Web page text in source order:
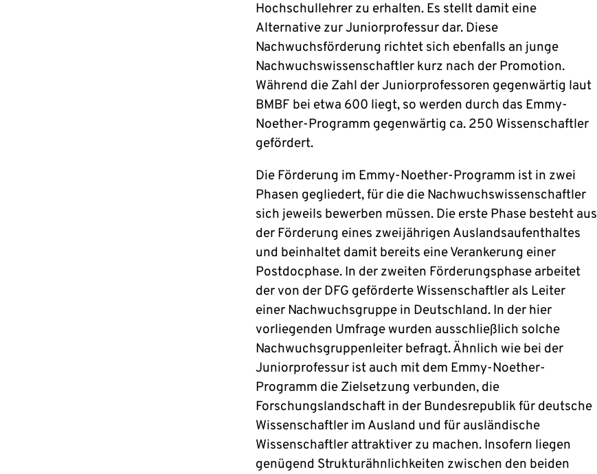
Hochschullehrer zu erhalten. Es stellt damit eine
Alternative zur Juniorprofessur dar. Diese
Nachwuchsförderung richtet sich ebenfalls an junge
Nachwuchswissenschaftler kurz nach der Promotion.
Während die Zahl der Juniorprofessoren gegenwärtig laut
BMBF bei etwa 600 liegt, so werden durch das Emmy-
Noether-Programm gegenwärtig ca. 250 Wissenschaftler
gefördert.
Die Förderung im Emmy-Noether-Programm ist in zwei
Phasen gegliedert, für die die Nachwuchswissenschaftler
sich jeweils bewerben müssen. Die erste Phase besteht aus
der Förderung eines zweijährigen Auslandsaufenthaltes
und beinhaltet damit bereits eine Verankerung einer
Postdocphase. In der zweiten Förderungsphase arbeitet
der von der DFG geförderte Wissenschaftler als Leiter
einer Nachwuchsgruppe in Deutschland. In der hier
vorliegenden Umfrage wurden ausschließlich solche
Nachwuchsgruppenleiter befragt. Ähnlich wie bei der
Juniorprofessur ist auch mit dem Emmy-Noether-
Programm die Zielsetzung verbunden, die
Forschungslandschaft in der Bundesrepublik für deutsche
Wissenschaftler im Ausland und für ausländische
Wissenschaftler attraktiver zu machen. Insofern liegen
genügend Strukturähnlichkeiten zwischen den beiden